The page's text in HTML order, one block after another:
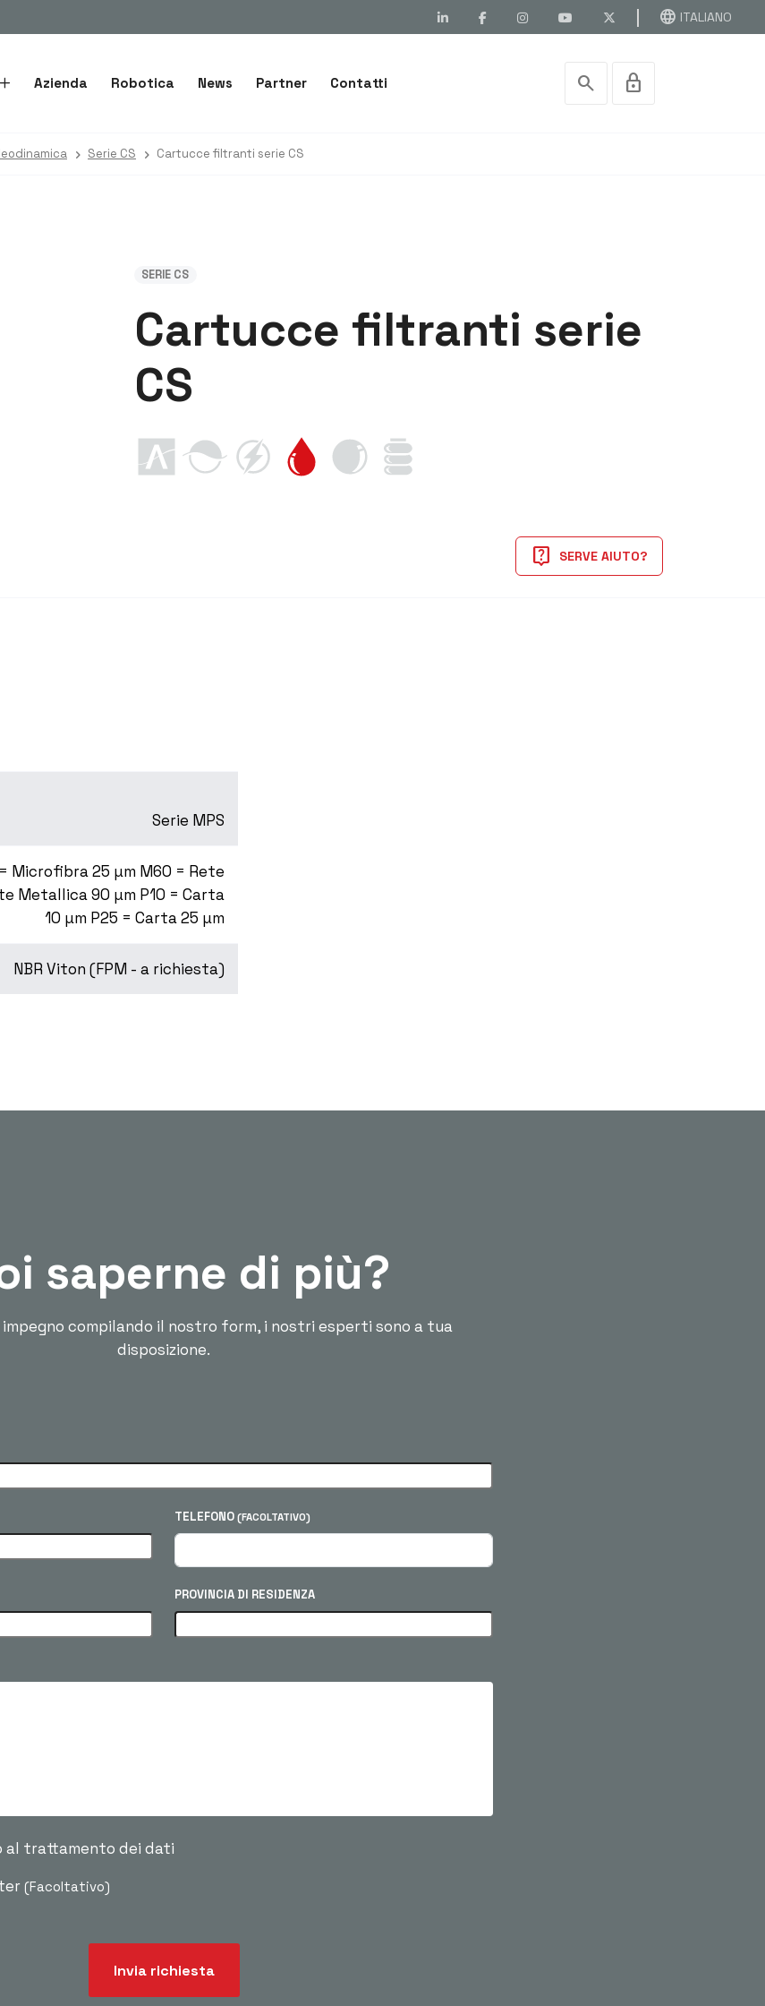
language ITALIANO
Azienda Robotica News Partner Contatti search lock
Serie CS Cartucce filtranti serie CS
SERIE CS
Cartucce filtranti serie
CS
live_help SERVE AIUTO?
Serie MPS
Microfibra 25 µm M60 = Rete
Metallica 90 µm P10 = Carta
10 µm P25 = Carta 25 µm
NBR Viton (FPM - a richiesta)
saperne di più?
compilando il nostro form, i nostri esperti sono a tua
disposizione.
TELEFONO (FACOLTATIVO)
PROVINCIA DI RESIDENZA
al trattamento dei dati
(Facoltativo)
Invia richiesta